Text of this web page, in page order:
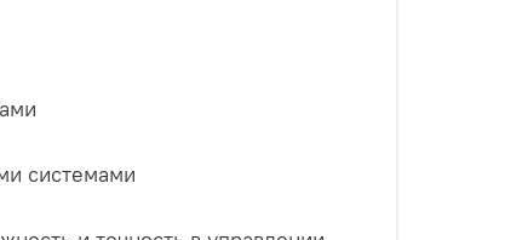
системами